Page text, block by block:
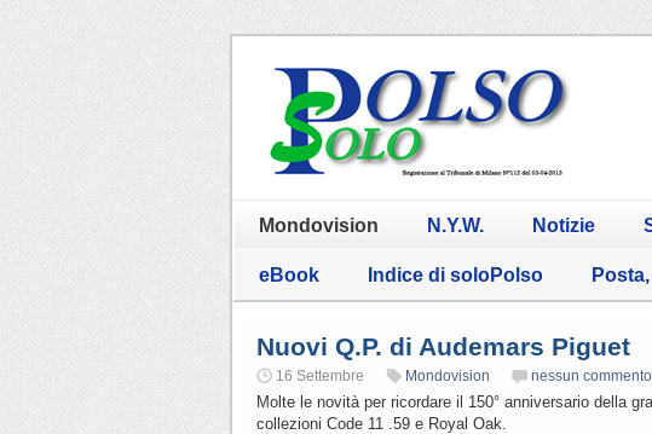
Mondovision N.Y.W. Notizie
eBook Indice di soloPolso
Nuovi Q.P. di Audemars Piguet
16 Settembre Mondovision nessun commento
Molte le novità per ricordare il 150° anniversario della
collezioni Code 11 .59 e Royal Oak.